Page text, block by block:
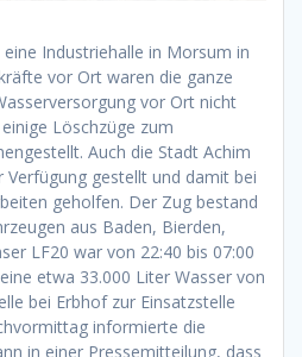
Industriehalle in Morsum in
vor Ort waren die ganze
vor Ort nicht
Löschzüge zum
Auch die Stadt Achim
gestellt und damit bei
geholfen. Der Zug bestand
aus Baden, Bierden,
LF20 war von 22:40 bis 07:00
etwa 33.000 Liter Wasser von
bei Erbhof zur Einsatzstelle
informierte die
in einer Pressemitteilung, dass